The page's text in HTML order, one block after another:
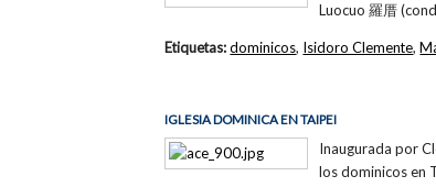
Luocuo 羅厝
Etiquetas:dominicos, Isidoro Clemente,
IGLESIA DOMINICA EN TAIPEI
Inaugurada por
los dominicos en